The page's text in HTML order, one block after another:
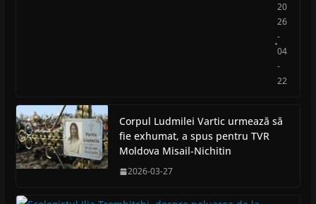
20
26
-
04
-
22
Corpul Ludmilei Vartic urmează să
fie exhumat, a spus pentru TVR
Moldova Misail-Nichitin
2026-03-27